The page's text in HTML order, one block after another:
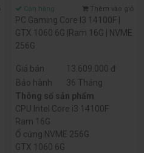
Còn hàng Thêm vào giỏ
PC Gaming Core I3 14100F |
GTX 1060 6G |Ram 16G | NVME
256G
Giá bán
13.609.000 đ
Bảo hành
36 Tháng
Thông số sản phẩm
CPU Intel Core i3 14100F
Ram 16G
Ổ cứng NVME 256G
GTX 1060 6G